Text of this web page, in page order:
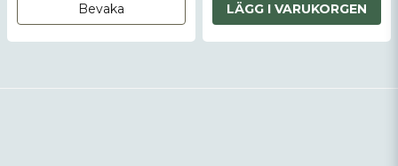
Bevaka LÄGG I VARUKORGEN